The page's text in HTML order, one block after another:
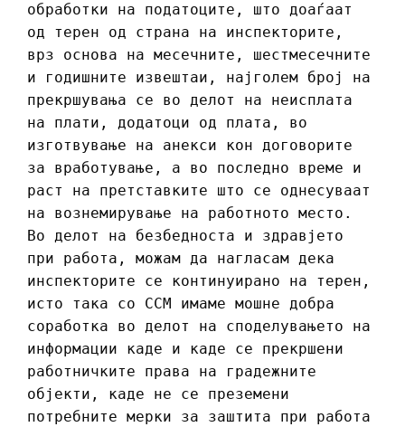
обработки на податоците, што доаѓаат
од терен од страна на инспекторите,
врз основа на месечните, шестмесечните
и годишните извештаи, најголем број на
прекршувања се во делот на неисплата
на плати, додатоци од плата, во
изготвување на анекси кон договорите
за вработување, а во последно време и
раст на претставките што се однесуваат
на вознемирување на работното место.
Во делот на безбедноста и здравјето
при работа, можам да нагласам дека
инспекторите се континуирано на терен,
исто така со ССМ имаме мошне добра
соработка во делот на споделувањето на
информации каде и каде се прекршени
работничките права на градежните
објекти, каде не се преземени
потребните мерки за заштита при работа